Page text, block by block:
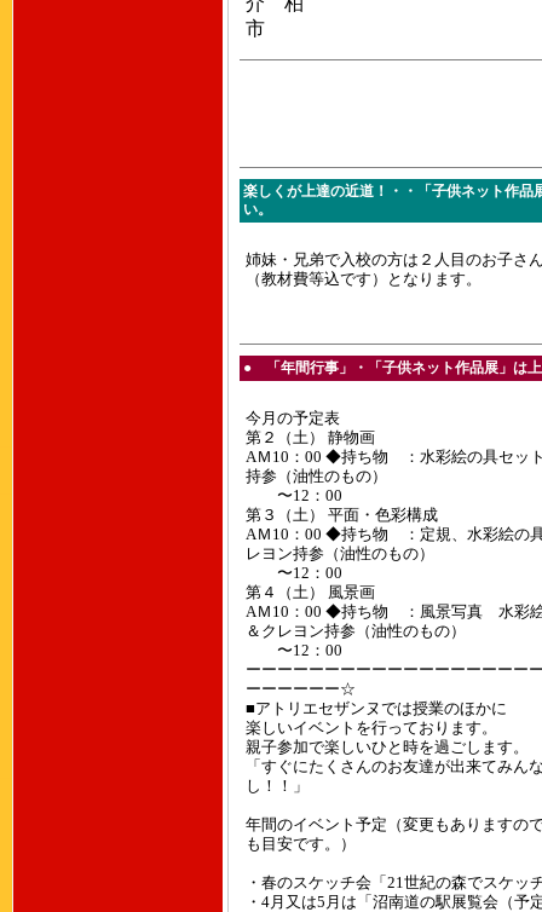
楽しくが上達の近道！・・「子供ネット作
い。
姉妹・兄弟で入校の方は２人目のお子さ
（教材費等込です）となります。
● 「年間行事」・「子供ネット作品展」は
今月の予定表
第２（土） 静物画
AＭ10：00 ◆持ち物 ：水彩絵の具セッ
持参（油性のもの）
〜12：00
第３（土） 平面・色彩構成
AＭ10：00 ◆持ち物 ：定規、水彩絵の
レヨン持参（油性のもの）
〜12：00
第４（土） 風景画
AＭ10：00 ◆持ち物 ：風景写真 水彩
＆クレヨン持参（油性のもの）
〜12：00
ーーーーーーーーーーーーーーーーーー
ーーーーーー☆
■アトリエセザンヌでは授業のほかに
楽しいイベントを行っております。
親子参加で楽しいひと時を過ごします。
「すぐにたくさんのお友達が出来てみん
し！！」
年間のイベント予定（変更もありますの
も目安です。）
・春のスケッチ会「21世紀の森でスケッ
・4月又は5月は「沼南道の駅展覧会（予